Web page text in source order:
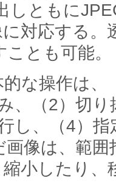
しともに
対応する。
とも可能。
な操作は、
、（2）切
し、（4）
画像は、範
小したり